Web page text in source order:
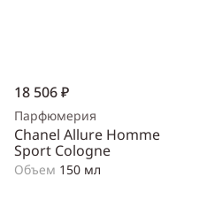
18 506 ₽
Парфюмерия
Chanel Allure Homme
Sport Cologne
Объем 150 мл